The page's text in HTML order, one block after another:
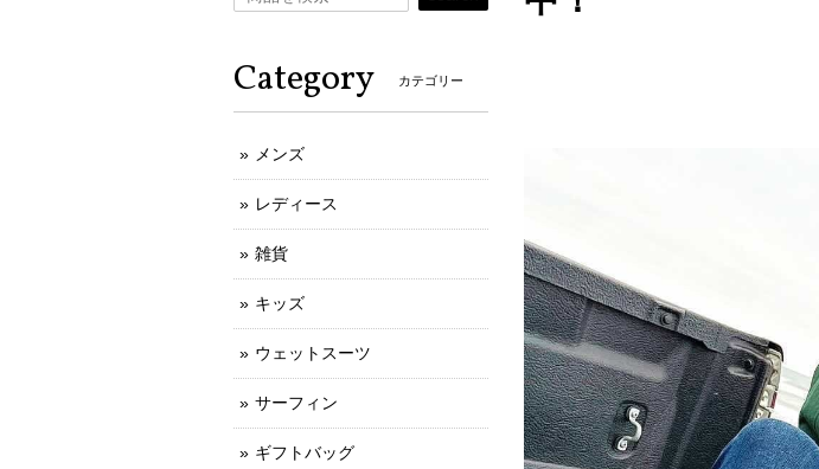
Category カテゴリー
メンズ
レディース
雑貨
キッズ
ウェットスーツ
サーフィン
ギフトバッグ